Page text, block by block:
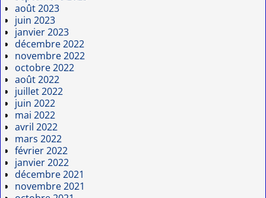
août 2023
juin 2023
janvier 2023
décembre 2022
novembre 2022
octobre 2022
août 2022
juillet 2022
juin 2022
mai 2022
avril 2022
mars 2022
février 2022
janvier 2022
décembre 2021
novembre 2021